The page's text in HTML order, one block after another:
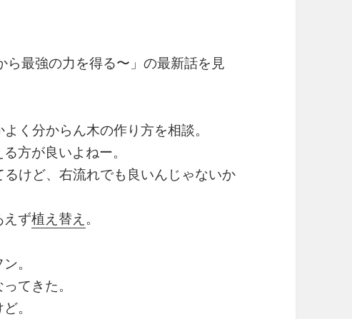
最強の力を得る〜」の最新話を見
く分からん木の作り方を相談。
方が良いよねー。
けど、右流れでも良いんじゃないか
えず植え替え 。
。
てきた。
。